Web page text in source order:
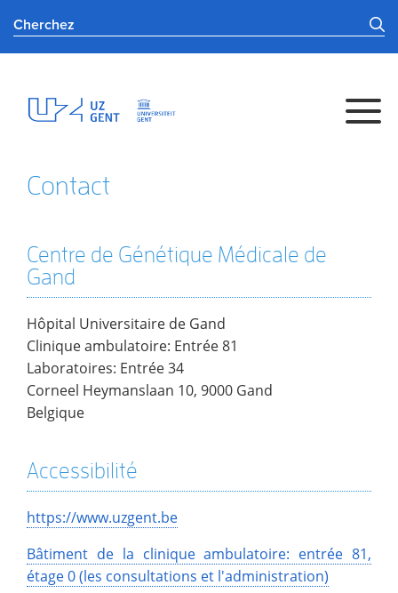
Contact
Centre de Génétique Médicale de
Gand
Hôpital Universitaire de Gand
Clinique ambulatoire: Entrée 81
Laboratoires: Entrée 34
Corneel Heymanslaan 10, 9000 Gand
Belgique
Accessibilité
https://www.uzgent.be
Bâtiment de la clinique ambulatoire: entrée 81,
étage 0 (les consultations et l'administration)